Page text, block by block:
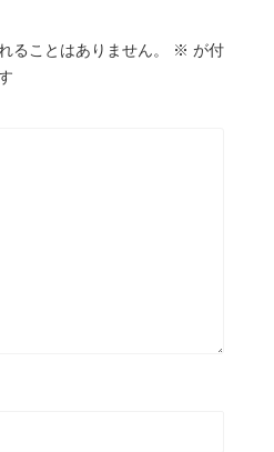
ることはありません。 ※ が付